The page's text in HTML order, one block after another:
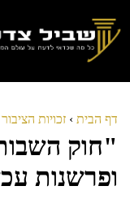
לתוכן
דף הבית › זכויות
"חוק
ופרשנות